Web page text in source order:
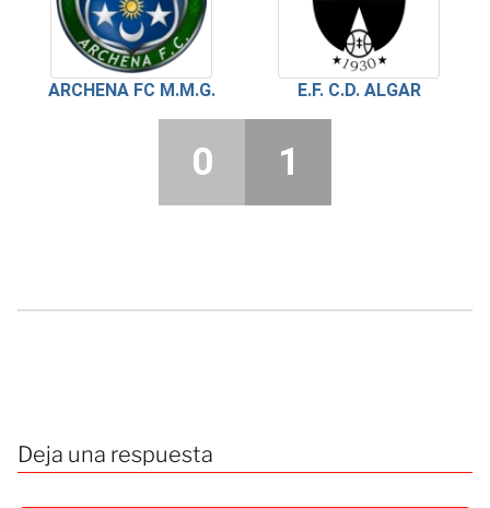
ARCHENA FC M.M.G. E.F. C.D. ALGAR
0 1
Deja una respuesta